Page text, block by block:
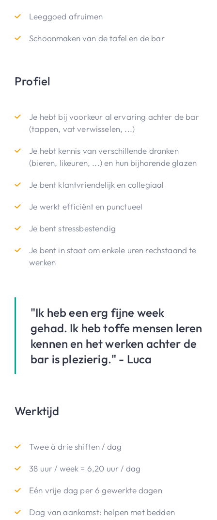
Leeggoed afruimen
Schoonmaken van de tafel en de bar
Profiel
Je hebt bij voorkeur al ervaring achter de bar
(tappen, vat verwisselen, ...)
Je hebt kennis van verschillende dranken
(bieren, likeuren, ...) en hun bijhorende glazen
Je bent klantvriendelijk en collegiaal
Je werkt efficiënt en punctueel
Je bent stressbestendig
Je bent in staat om enkele uren rechstaand te
werken
"Ik heb een erg fijne week
gehad. Ik heb toffe mensen leren
kennen en het werken achter de
bar is plezierig." - Luca
Werktijd
Twee à drie shiften / dag
38 uur / week = 6,20 uur / dag
Eén vrije dag per 6 gewerkte dagen
Dag van aankomst: helpen met bedden